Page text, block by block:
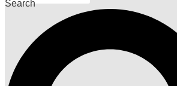
Search